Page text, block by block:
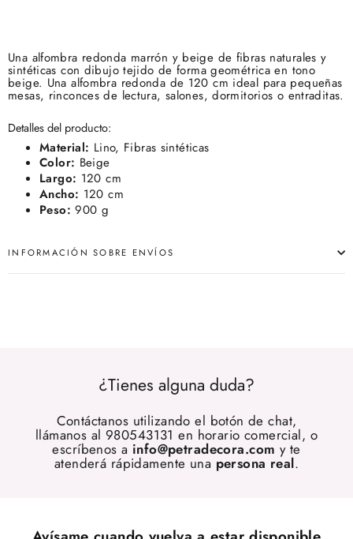
Una alfombra redonda marrón y beige de fibras naturales y
sintéticas con dibujo tejido de forma geométrica en tono
beige. Una alfombra redonda de 120 cm ideal para pequeñas
mesas, rinconces de lectura, salones, dormitorios o entraditas.
Detalles del producto:
Material: Lino, Fibras sintéticas
Color: Beige
Largo: 120 cm
Ancho: 120 cm
Peso: 900 g
INFORMACIÓN SOBRE ENVÍOS
¿Tienes alguna duda?
Contáctanos utilizando el botón de chat,
llámanos al 980543131 en horario comercial, o
escríbenos a info@petradecora.com y te
atenderá rápidamente una persona real.